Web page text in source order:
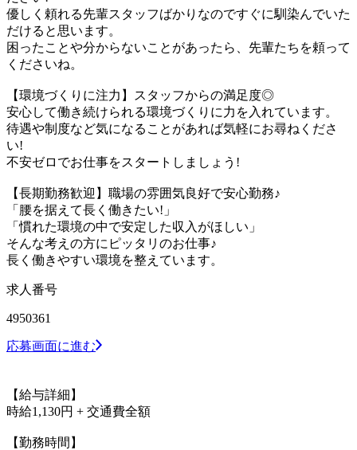
優しく頼れる先輩スタッフばかりなのですぐに馴染んでいた
だけると思います。
困ったことや分からないことがあったら、先輩たちを頼って
くださいね。
【環境づくりに注力】スタッフからの満足度◎
安心して働き続けられる環境づくりに力を入れています。
待遇や制度など気になることがあれば気軽にお尋ねくださ
い!
不安ゼロでお仕事をスタートしましょう!
【長期勤務歓迎】職場の雰囲気良好で安心勤務♪
「腰を据えて長く働きたい!」
「慣れた環境の中で安定した収入がほしい」
そんな考えの方にピッタリのお仕事♪
長く働きやすい環境を整えています。
求人番号
4950361
応募画面に進む
【給与詳細】
時給1,130円 + 交通費全額
【勤務時間】